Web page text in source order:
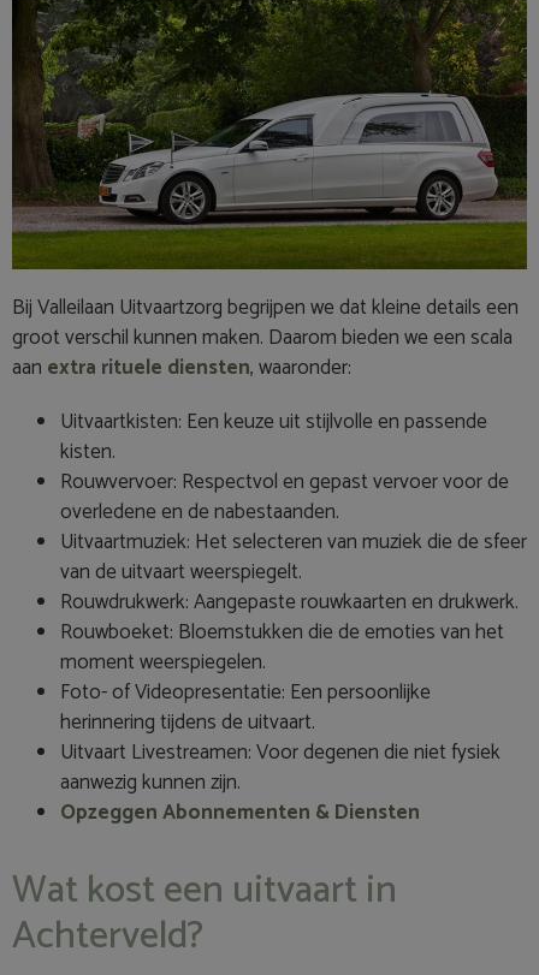
Bij Valleilaan Uitvaartzorg begrijpen we dat kleine details een
groot verschil kunnen maken. Daarom bieden we een scala
aan extra rituele diensten, waaronder:
Uitvaartkisten: Een keuze uit stijlvolle en passende
kisten.
Rouwvervoer: Respectvol en gepast vervoer voor de
overledene en de nabestaanden.
Uitvaartmuziek: Het selecteren van muziek die de sfeer
van de uitvaart weerspiegelt.
Rouwdrukwerk: Aangepaste rouwkaarten en drukwerk.
Rouwboeket: Bloemstukken die de emoties van het
moment weerspiegelen.
Foto- of Videopresentatie: Een persoonlijke
herinnering tijdens de uitvaart.
Uitvaart Livestreamen: Voor degenen die niet fysiek
aanwezig kunnen zijn.
Opzeggen Abonnementen & Diensten
Wat kost een uitvaart in
Achterveld?